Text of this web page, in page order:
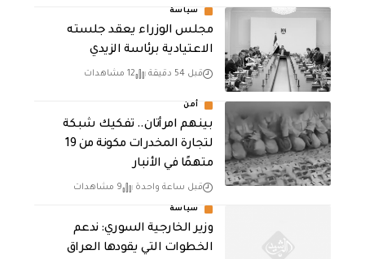
سياسة
مجلس الوزراء يعقد جلسته
الاعتيادية برئاسة الزيدي
قبل 54 دقيقة 12 مشاهدات
أمن
بينهم امرأتان.. تفكيك شبكة
لتجارة المخدرات مكونة من 19
متهمًا في الأنبار
قبل ساعة واحدة 9 مشاهدات
سياسة
وزير الخارجية السوري: ندعم
الخطوات التي يقودها العراق